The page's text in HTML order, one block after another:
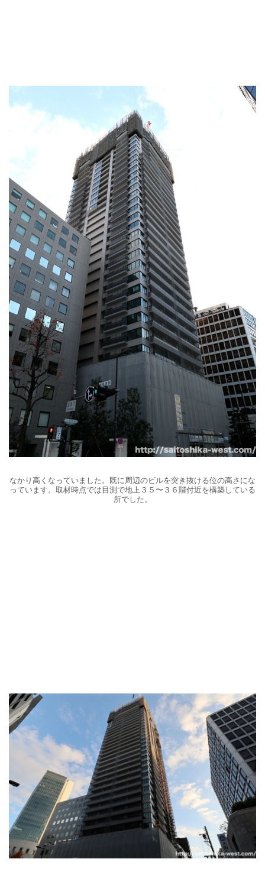
なかり高くなっていました。既に周辺のビルを突き抜ける位の高さにな
っています。取材時点では目測で地上３５〜３６階付近を構築している
所でした。